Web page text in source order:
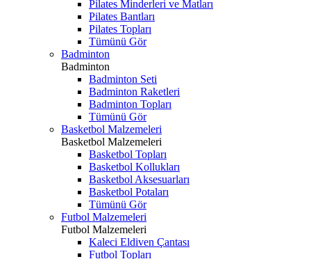
Pilates Minderleri ve Matları
Pilates Bantları
Pilates Topları
Tümünü Gör
Badminton
Badminton
Badminton Seti
Badminton Raketleri
Badminton Topları
Tümünü Gör
Basketbol Malzemeleri
Basketbol Malzemeleri
Basketbol Topları
Basketbol Kollukları
Basketbol Aksesuarları
Basketbol Potaları
Tümünü Gör
Futbol Malzemeleri
Futbol Malzemeleri
Kaleci Eldiven Çantası
Futbol Topları